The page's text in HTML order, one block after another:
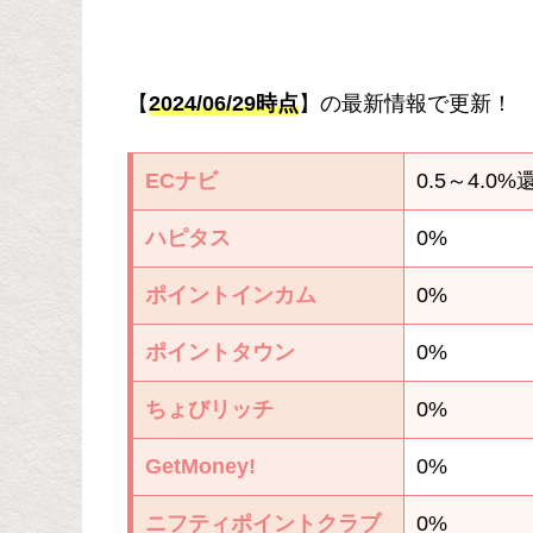
【2024/06/29時点】の最新情報で更新！
ECナビ 0.5～4.0%
ハピタス 0%
ポイントインカム 0%
ポイントタウン 0%
ちょびリッチ 0%
GetMoney! 0%
ニフティポイントクラブ 0%